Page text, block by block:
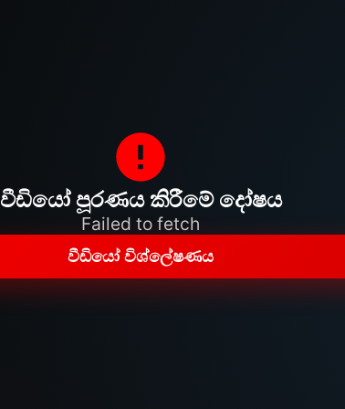
වීඩියෝ පූරණය කිරීමේ දෝෂය
Failed to fetch
වීඩියෝ විශ්ලේෂණය